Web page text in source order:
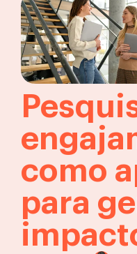
como
para